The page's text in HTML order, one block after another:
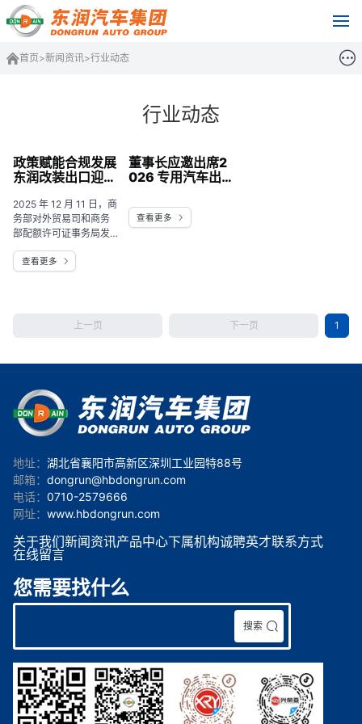
首页>新闻资讯>行业动态
行业动态
政策赋能合规发展
东润改装出口迎新
2025 年 12 月 11 日，商
务部对外贸易司和商务
部配额许可证事务局发
布了《关于申请二手车
和改装车出口许可证有
查看更多
董事长应邀出席2
026 专用汽车出
会
查看更多
上一页 下一页 1
地址： 湖北省襄阳市高新区深圳工业园特88号
邮箱： dongrun@hbdongrun.com
电话： 0710-2579666
网址： www.hbdongrun.com
关于我们新闻资讯产品中心下属机构诚聘英才联系方式
在线留言
您需要找什么
搜索